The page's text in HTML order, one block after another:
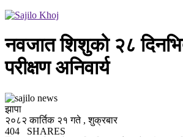
नवजात शिशुको २८
परीक्षण अनिवार्य
झापा
२०८२ कार्तिक २१ गते , शुक्रबार
404
SHARES